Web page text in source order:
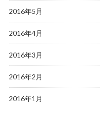
2016年5月
2016年4月
2016年3月
2016年2月
2016年1月